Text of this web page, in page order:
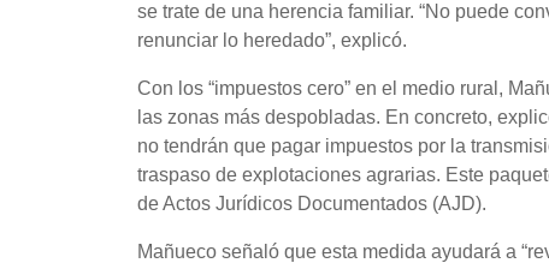
se trate de una herencia familiar. “No puede
renunciar lo heredado”, explicó.
Con los “impuestos cero” en el medio rural,
las zonas más despobladas. En concreto,
no tendrán que pagar impuestos por la
traspaso de explotaciones agrarias. Este
de Actos Jurídicos Documentados (AJD).
Mañueco señaló que esta medida ayudará a